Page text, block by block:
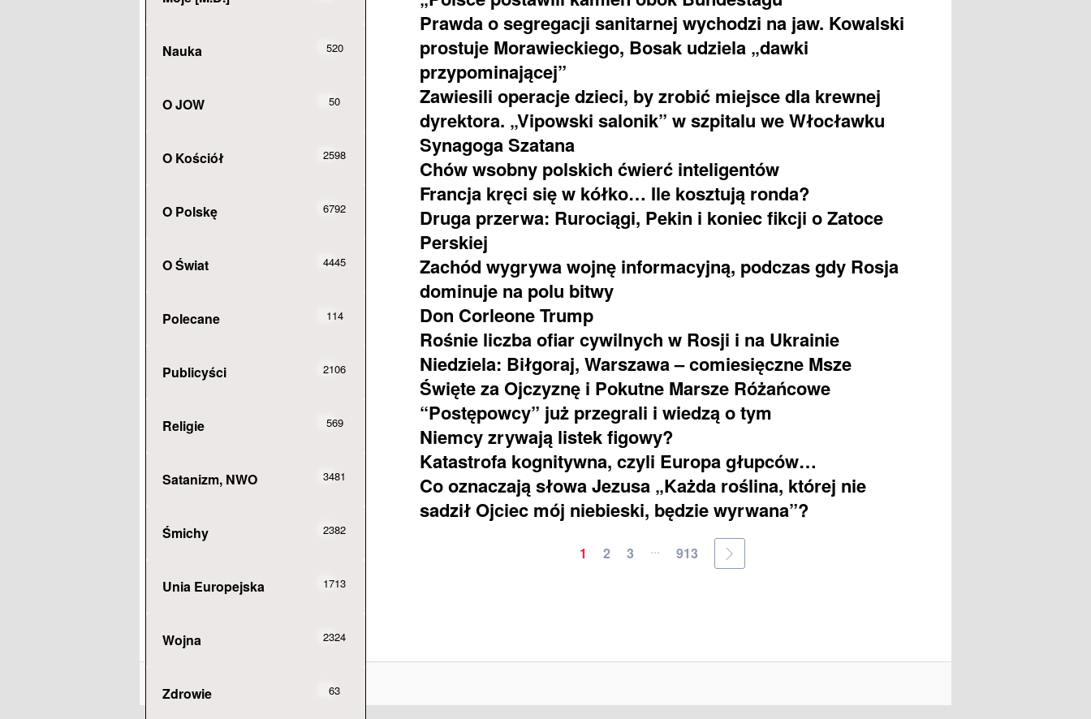
Nauka 520
O JOW 50
O Kościół 2598
O Polskę 6792
O Świat 4445
Polecane 114
Publicyści 2106
Religie 569
Satanizm, NWO 3481
Śmichy 2382
Unia Europejska 1713
Wojna 2324
Zdrowie 63
Prawda o segregacji sanitarnej wychodzi na jaw. Kowalski
prostuje Morawieckiego, Bosak udziela „dawki
przypominającej”
Zawiesili operacje dzieci, by zrobić miejsce dla krewnej
dyrektora. „Vipowski salonik” w szpitalu we Włocławku
Synagoga Szatana
Chów wsobny polskich ćwierć inteligentów
Francja kręci się w kółko… Ile kosztują ronda?
Druga przerwa: Rurociągi, Pekin i koniec fikcji o Zatoce
Perskiej
Zachód wygrywa wojnę informacyjną, podczas gdy Rosja
dominuje na polu bitwy
Don Corleone Trump
Rośnie liczba ofiar cywilnych w Rosji i na Ukrainie
Niedziela: Biłgoraj, Warszawa – comiesięczne Msze
Święte za Ojczyznę i Pokutne Marsze Różańcowe
“Postępowcy” już przegrali i wiedzą o tym
Niemcy zrywają listek figowy?
Katastrofa kognitywna, czyli Europa głupców…
Co oznaczają słowa Jezusa „Każda roślina, której nie
sadził Ojciec mój niebieski, będzie wyrwana”?
1 2 3 ... 913